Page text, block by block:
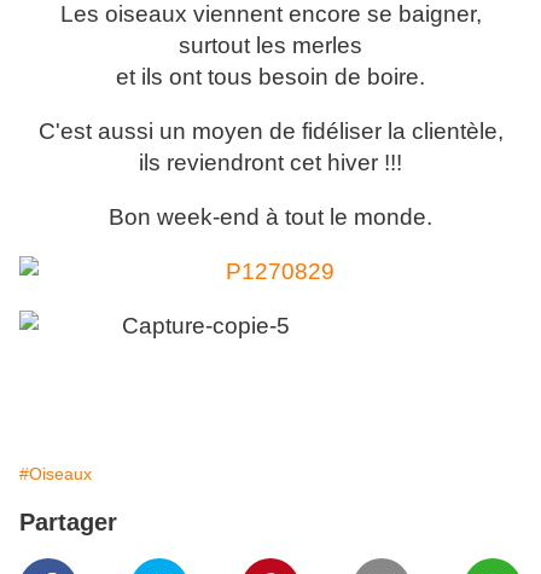
Les oiseaux viennent encore se baigner,
surtout les merles
et ils ont tous besoin de boire.
C'est aussi un moyen de fidéliser la clientèle,
ils reviendront cet hiver !!!
Bon week-end à tout le monde.
#Oiseaux
Partager